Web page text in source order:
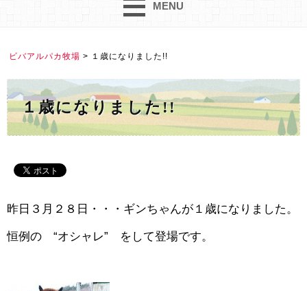
MENU
ビバアルパカ牧場 > １歳になりました!!
１歳になりました!!
昨日３月２８日・・・ギンちゃんが１歳になりました。
恒例の “オシャレ” をして登場です。